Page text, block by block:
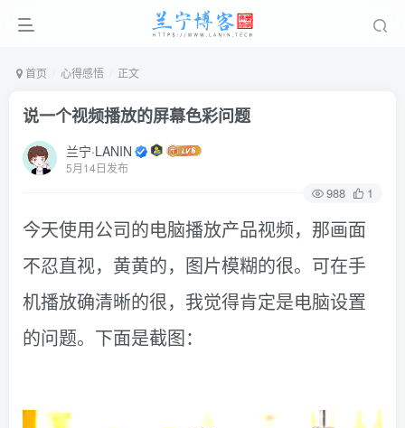
首页 心得感悟 正文
说一个视频播放的屏幕色彩问题
兰宁·LANIN
5月14日发布
988 1
今天使用公司的电脑播放产品视频，那画面
不忍直视，黄黄的，图片模糊的很。可在手
机播放确清晰的很，我觉得肯定是电脑设置
的问题。下面是截图：